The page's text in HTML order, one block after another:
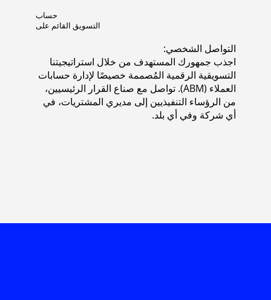
حساب
التسويق القائم على
التواصل الشخصي:
اجذب جمهورك المستهدف من خلال استراتيجيتنا
التسويقية الرقمية المُصممة خصيصًا لإدارة حسابات
العملاء (ABM). تواصل مع صناع القرار الرئيسيين،
من الرؤساء التنفيذيين إلى مديري المشتريات، في
أي شركة وفي أي بلد.